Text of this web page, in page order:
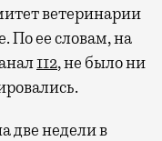
ветеринарии
По ее словам, на
112, не было ни
две недели в